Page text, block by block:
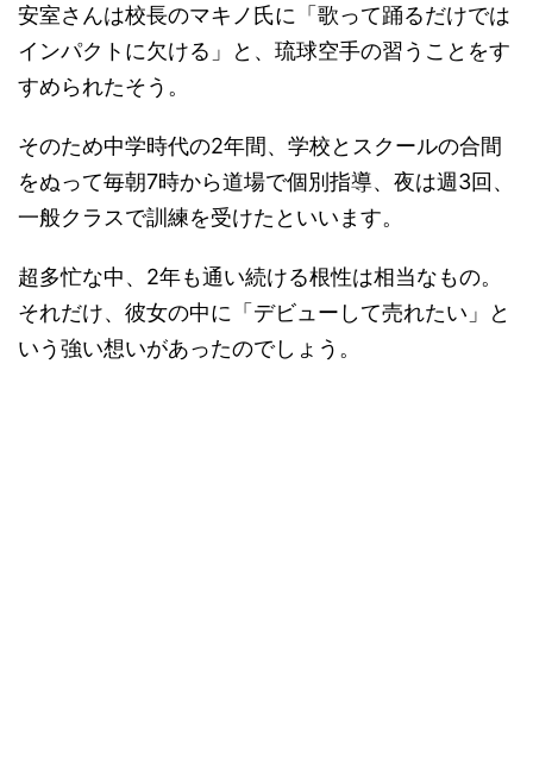
安室さんは校長のマキノ氏に「歌って踊るだけでは
インパクトに欠ける」と、琉球空手の習うことをす
すめられたそう。
そのため中学時代の2年間、学校とスクールの合間
をぬって毎朝7時から道場で個別指導、夜は週3回、
一般クラスで訓練を受けたといいます。
超多忙な中、2年も通い続ける根性は相当なもの。
それだけ、彼女の中に「デビューして売れたい」と
いう強い想いがあったのでしょう。